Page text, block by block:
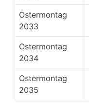
Ostermontag
2033
Ostermontag
2034
Ostermontag
2035